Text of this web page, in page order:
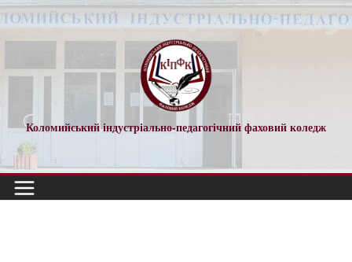
Перейти
до
Коломийський індустріально-педагогічний фаховий коледж